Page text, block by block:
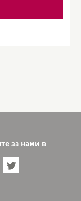
за нами в
